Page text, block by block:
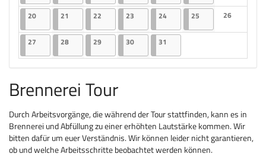
Keine
2020.07.2026
2 Veranstaltungen
21 21.07.2026
2 Veranstaltungen
22 22.07.2026
2 Veranstaltungen
23 23.07.2026
2 Veranstaltungen
2424.07.2026
2 Veranstaltungen
25 25.07.2026
2 Veranstaltungen
26
Keine
27 27.07.2026
2 Veranstaltungen
2828.07.2026
2 Veranstaltungen
2929.07.2026
2 Veranstaltungen
3030.07.2026
2 Veranstaltungen
31
Brennerei Tour
Durch Arbeitsvorgänge, die während der Tour stattfinden, kann es in
Brennerei und Abfüllung zu einer erhöhten Lautstärke kommen. Wir
bitten dafür um euer Verständnis. Wir können leider nicht garantieren,
ob und welche Arbeitsschritte beobachtet werden können.